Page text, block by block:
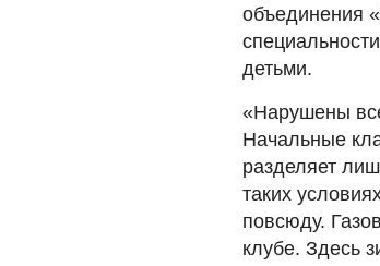
объединения
детьми.
«Нарушены
Начальные
разделяет
таких
повсюду.
клубе. Здесь